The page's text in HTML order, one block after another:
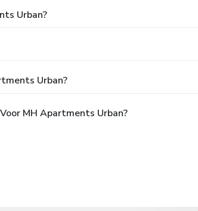
Urban?
Urban?
MH Apartments Urban?